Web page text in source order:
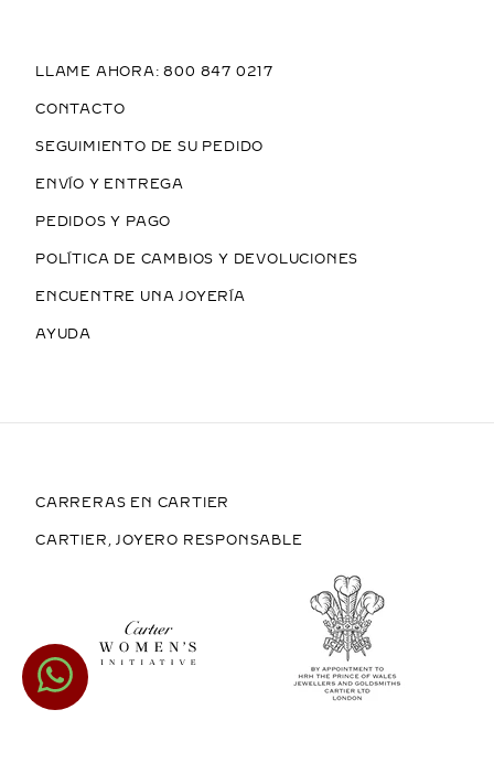
LLAME AHORA: 800 847 0217
CONTACTO
SEGUIMIENTO DE SU PEDIDO
ENVÍO Y ENTREGA
PEDIDOS Y PAGO
POLÍTICA DE CAMBIOS Y DEVOLUCIONES
ENCUENTRE UNA JOYERÍA
AYUDA
CARRERAS EN CARTIER
CARTIER, JOYERO RESPONSABLE